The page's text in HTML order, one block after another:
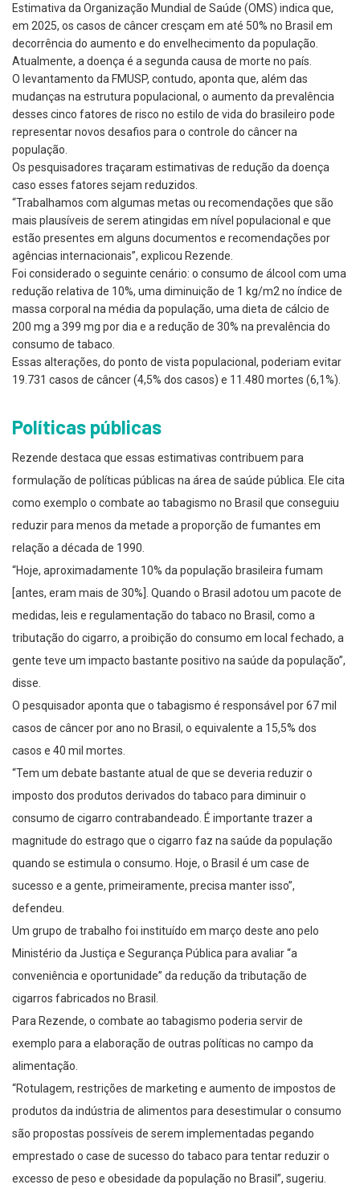
Estimativa da Organização Mundial de Saúde (OMS) indica que,
em 2025, os casos de câncer cresçam em até 50% no Brasil em
decorrência do aumento e do envelhecimento da população.
Atualmente, a doença é a segunda causa de morte no país.
O levantamento da FMUSP, contudo, aponta que, além das
mudanças na estrutura populacional, o aumento da prevalência
desses cinco fatores de risco no estilo de vida do brasileiro pode
representar novos desafios para o controle do câncer na
população.
Os pesquisadores traçaram estimativas de redução da doença
caso esses fatores sejam reduzidos.
“Trabalhamos com algumas metas ou recomendações que são
mais plausíveis de serem atingidas em nível populacional e que
estão presentes em alguns documentos e recomendações por
agências internacionais”, explicou Rezende.
Foi considerado o seguinte cenário: o consumo de álcool com uma
redução relativa de 10%, uma diminuição de 1 kg/m2 no índice de
massa corporal na média da população, uma dieta de cálcio de
200 mg a 399 mg por dia e a redução de 30% na prevalência do
consumo de tabaco.
Essas alterações, do ponto de vista populacional, poderiam evitar
19.731 casos de câncer (4,5% dos casos) e 11.480 mortes (6,1%).
Políticas públicas
Rezende destaca que essas estimativas contribuem para
formulação de políticas públicas na área de saúde pública. Ele cita
como exemplo o combate ao tabagismo no Brasil que conseguiu
reduzir para menos da metade a proporção de fumantes em
relação a década de 1990.
“Hoje, aproximadamente 10% da população brasileira fumam
[antes, eram mais de 30%]. Quando o Brasil adotou um pacote de
medidas, leis e regulamentação do tabaco no Brasil, como a
tributação do cigarro, a proibição do consumo em local fechado, a
gente teve um impacto bastante positivo na saúde da população”,
disse.
O pesquisador aponta que o tabagismo é responsável por 67 mil
casos de câncer por ano no Brasil, o equivalente a 15,5% dos
casos e 40 mil mortes.
“Tem um debate bastante atual de que se deveria reduzir o
imposto dos produtos derivados do tabaco para diminuir o
consumo de cigarro contrabandeado. É importante trazer a
magnitude do estrago que o cigarro faz na saúde da população
quando se estimula o consumo. Hoje, o Brasil é um case de
sucesso e a gente, primeiramente, precisa manter isso”,
defendeu.
Um grupo de trabalho foi instituído em março deste ano pelo
Ministério da Justiça e Segurança Pública para avaliar “a
conveniência e oportunidade” da redução da tributação de
cigarros fabricados no Brasil.
Para Rezende, o combate ao tabagismo poderia servir de
exemplo para a elaboração de outras políticas no campo da
alimentação.
“Rotulagem, restrições de marketing e aumento de impostos de
produtos da indústria de alimentos para desestimular o consumo
são propostas possíveis de serem implementadas pegando
emprestado o case de sucesso do tabaco para tentar reduzir o
excesso de peso e obesidade da população no Brasil”, sugeriu.